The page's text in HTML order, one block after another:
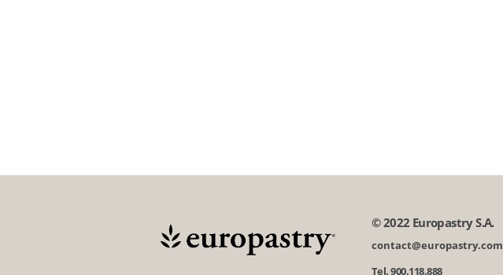
© 2022 Europastry S.A.
contact@europastry.com
Tel. 900.118.888